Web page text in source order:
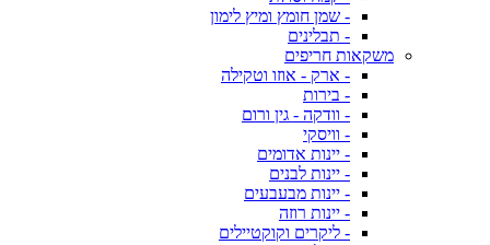
- שמן חומץ ומיץ לימון
- תבלינים
משקאות חריפים
- ארק - אוזו וטקילה
- בירות
- וודקה - גין ורום
- וויסקי
- יינות אדומים
- יינות לבנים
- יינות מבעבעים
- יינות רוזה
- ליקרים וקוקטיילים